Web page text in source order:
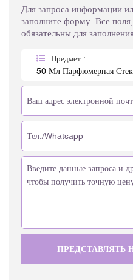
Для запроса информации
заполните форму. Все
обязательны для
Предмет :
ПРЕДСТАВЛЯТЬ